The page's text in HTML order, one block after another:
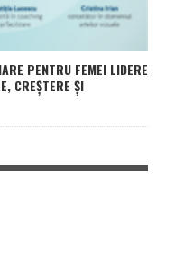
PENTRU FEMEI LIDERE
CREȘTERE ȘI